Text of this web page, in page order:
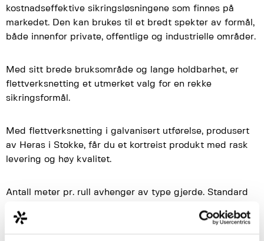
kostnadseffektive sikringsløsningene som finnes på
markedet. Den kan brukes til et bredt spekter av formål,
både innenfor private, offentlige og industrielle områder.
Med sitt brede bruksområde og lange holdbarhet, er
flettverksnetting et utmerket valg for en rekke
sikringsformål.
Med flettverksnetting i galvanisert utførelse, produsert
av Heras i Stokke, får du et kortreist produkt med rask
levering og høy kvalitet.
Antall meter pr. rull avhenger av type gjerde. Standard